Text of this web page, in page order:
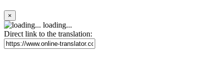
×
loading...
Direct link to the translation: